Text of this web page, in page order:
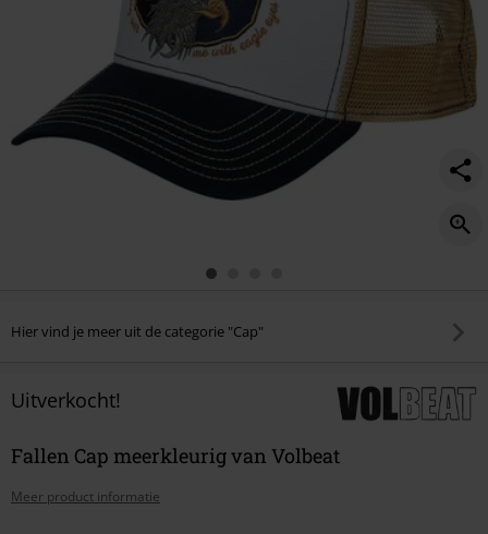
Hier vind je meer uit de categorie "Cap"
Uitverkocht!
Fallen Cap meerkleurig van Volbeat
Meer product informatie